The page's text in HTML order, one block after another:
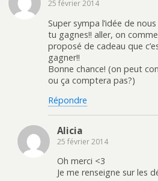
25 février 2014
Super sympa l’idée de
tu gagnes!! aller, on
proposé de cadeau que
gagner!!
Bonne chance! (on peut
ou ça comptera pas?)
Répondre
Alicia
25 février 2014
Oh merci <3
Je me renseigne sur les